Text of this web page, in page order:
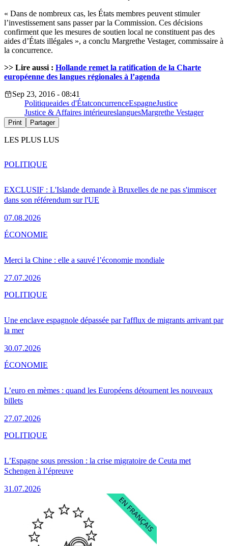
« Dans de nombreux cas, les États membres peuvent stimuler
l’investissement sans passer par la Commission. Ces décisions
confirment que les mesures de soutien local ne constituent pas des
aides d’États illégales », a conclu Margrethe Vestager, commissaire à
la concurrence.
>> Lire aussi : Hollande remet la ratification de la Charte
européenne des langues régionales à l’agenda
Sep 23, 2016 - 08:41
Politiqueaides d'ÉtatconcurrenceEspagneJustice
Justice & Affaires intérieureslanguesMargrethe Vestager
Print Partager
LES PLUS LUS
EXCLUSIF : L'Islande demande à Bruxelles de ne pas s'immiscer
dans son référendum sur l'UE
07.08.2026
POLITIQUE
Merci la Chine : elle a sauvé l’économie mondiale
27.07.2026
ÉCONOMIE
Une enclave espagnole dépassée par l'afflux de migrants arrivant par
la mer
30.07.2026
POLITIQUE
L’euro en mèmes : quand les Européens détournent les nouveaux
billets
27.07.2026
ÉCONOMIE
L’Espagne sous pression : la crise migratoire de Ceuta met
Schengen à l’épreuve
31.07.2026
POLITIQUE